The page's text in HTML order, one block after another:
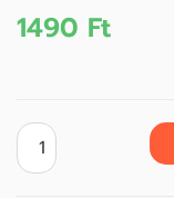
1490 Ft